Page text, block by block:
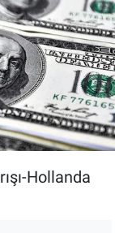
Hollanda